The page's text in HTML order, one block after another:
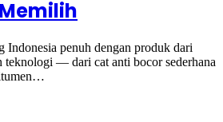
Indonesia penuh dengan produk dari
teknologi — dari cat anti bocor sederhana